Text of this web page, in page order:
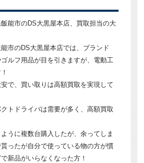
能市のDS大黒屋本店、買取担当の大
市のDS大黒屋本店では、ブランド
ルフ用品が目を引きますが、電動工
で、買い取りは高額買取を実現して
トドライバは需要が多く、高額買取
うに複数台購入したが、余ってしま
ったが自分で使っている物の方が慣
新品がいらなくなった方！